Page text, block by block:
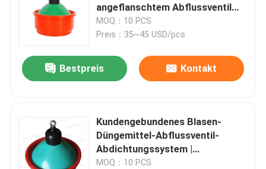
angeflanschtem Abflussventil
und versiegelnder Lösung
MOQ：10 PCS
Preis：35~45 USD/pcs
Bestpreis Kontakt
Kundengebundenes Blasen-
Düngemittel-Abflussventil-
Abdichtungssystem |
Hochwertige
MOQ：10 PCS